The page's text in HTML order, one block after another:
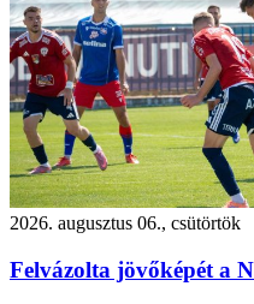
2026. augusztus 06., csütörtök
Felvázolta jövőképét a